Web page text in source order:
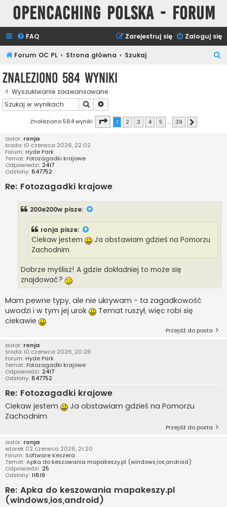
Opencaching Polska - Forum
FAQ Zaloguj się
Zarejestruj się
Forum OC PL Strona główna Szukaj
Znaleziono 584 wyniki
Wyszukiwanie zaawansowane
Szukaj
Znaleziono 584 wyniki Strona1 39
1 2 3 4 5 … 39
autor: ronja
środa 10 czerwca 2026, 22:02
Forum: Hyde Park
Temat: Fotozagadki krajowe
Odpowiedzi: 2417
Odsłony: 847752
Re: Fotozagadki krajowe
200e200w pisze:
ronja pisze:
Ciekaw jestem
Ja obstawiam gdzieś na Pomorzu
Zachodnim.
Dobrze myślisz! A gdzie dokładniej to może się
znajdować?
Mam pewne typy, ale nie ukrywam - ta zagadkowość
uwodzi i w tym jej urok
Temat ruszył, więc robi się
ciekawie
Przejdź do posta
autor: ronja
środa 10 czerwca 2026, 20:26
Forum: Hyde Park
Temat: Fotozagadki krajowe
Odpowiedzi: 2417
Odsłony: 847752
Re: Fotozagadki krajowe
Ciekaw jestem
Ja obstawiam gdzieś na Pomorzu
Zachodnim.
Przejdź do posta
autor: ronja
wtorek 02 czerwca 2026, 21:20
Forum: Software Keszera
Temat: Apka do keszowania mapakeszy.pl (windows,ios,android)
Odpowiedzi: 25
Odsłony: 11819
Re: Apka do keszowania mapakeszy.pl
(windows,ios,android)